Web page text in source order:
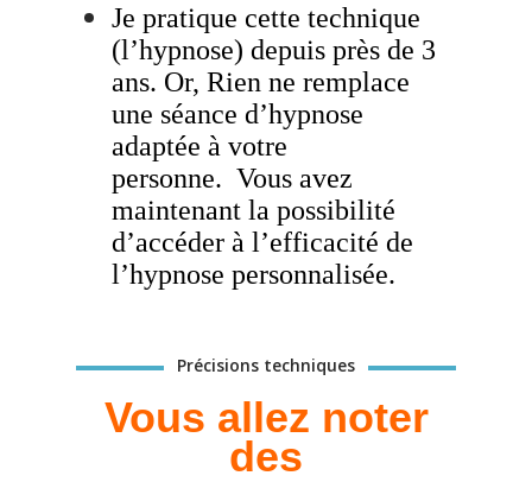
Je pratique cette technique
(l’hypnose) depuis près de 3
ans. Or, Rien ne remplace
une séance d’hypnose
adaptée à votre
personne. Vous avez
maintenant la possibilité
d’accéder à l’efficacité de
l’hypnose personnalisée.
Précisions techniques
Vous allez noter
des